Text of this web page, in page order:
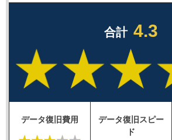
合計 4.3
データ復旧費用
データ復旧スピー
ド